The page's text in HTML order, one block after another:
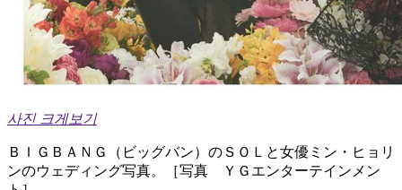
사진 크게보기
ＢＩＧＢＡＮＧ（ビッグバン）のＳＯＬと女優ミン・ヒョリ
ンのウェディング写真。［写真 ＹＧエンターテインメン